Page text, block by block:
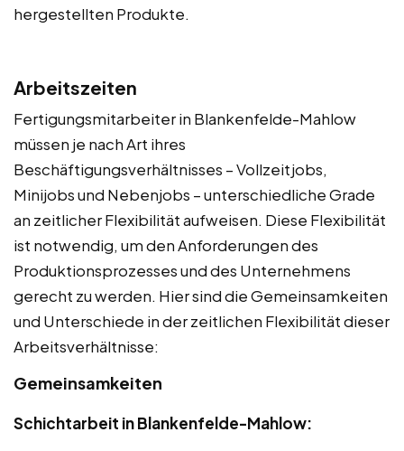
hergestellten Produkte.
Arbeitszeiten
Fertigungsmitarbeiter in Blankenfelde-Mahlow
müssen je nach Art ihres
Beschäftigungsverhältnisses – Vollzeitjobs,
Minijobs und Nebenjobs – unterschiedliche Grade
an zeitlicher Flexibilität aufweisen. Diese Flexibilität
ist notwendig, um den Anforderungen des
Produktionsprozesses und des Unternehmens
gerecht zu werden. Hier sind die Gemeinsamkeiten
und Unterschiede in der zeitlichen Flexibilität dieser
Arbeitsverhältnisse:
Gemeinsamkeiten
Schichtarbeit in Blankenfelde-Mahlow: